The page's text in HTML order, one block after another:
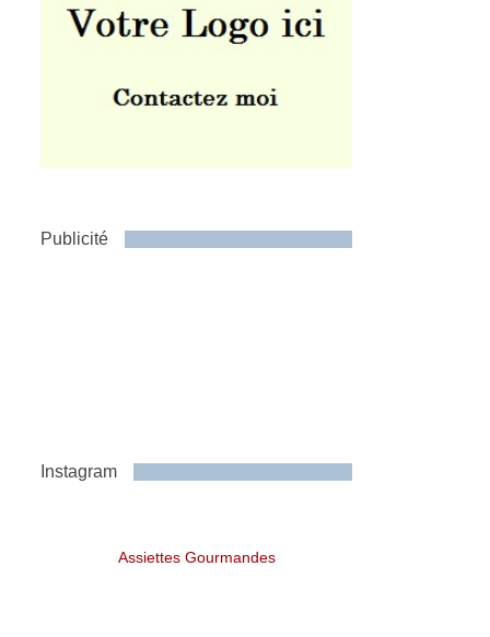
Publicité
Instagram
Assiettes Gourmandes